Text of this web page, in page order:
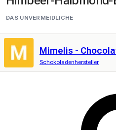
DAS UNVERMEIDLICHE
Mimelis -
Schokoladenhersteller